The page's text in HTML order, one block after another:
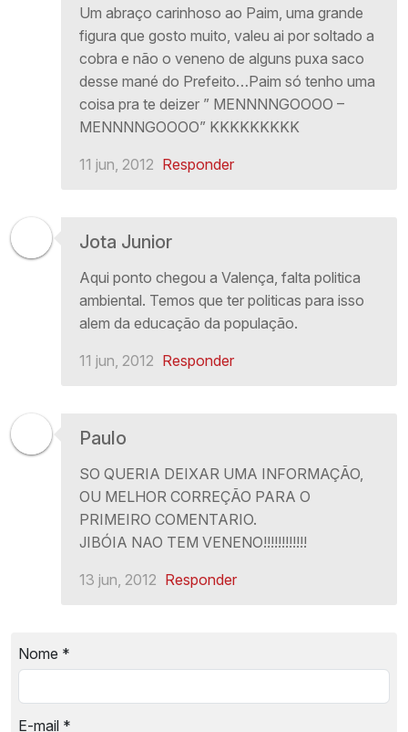
Um abraço carinhoso ao Paim, uma grande
figura que gosto muito, valeu ai por soltado a
cobra e não o veneno de alguns puxa saco
desse mané do Prefeito…Paim só tenho uma
coisa pra te deizer ” MENNNNGOOOO –
MENNNNGOOOO” KKKKKKKKK
11 jun, 2012 Responder
Jota Junior
Aqui ponto chegou a Valença, falta politica
ambiental. Temos que ter politicas para isso
alem da educação da população.
11 jun, 2012 Responder
Paulo
SO QUERIA DEIXAR UMA INFORMAÇÃO,
OU MELHOR CORREÇÃO PARA O
PRIMEIRO COMENTARIO.
JIBÓIA NAO TEM VENENO!!!!!!!!!!!!
13 jun, 2012 Responder
Nome *
E-mail *